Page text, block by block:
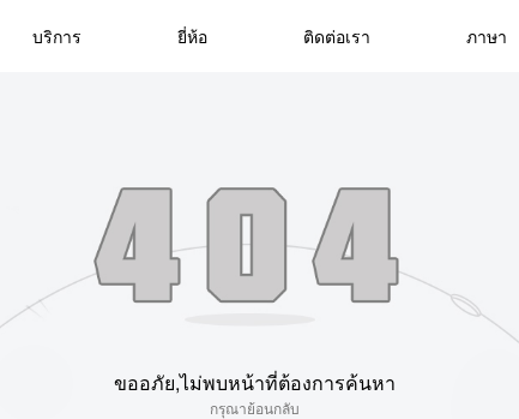
บริการ ยี่ห้อ ติดต่อเรา ภาษา
ขออภัย,ไม่พบหน้าที่ต้องการค้นหา
กรุณาย้อนกลับ